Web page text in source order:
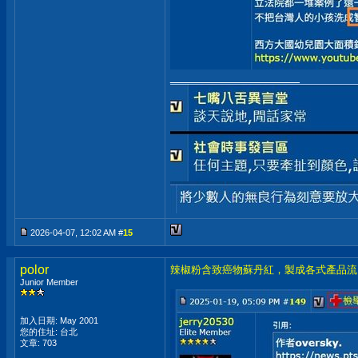
2026-04-07, 12:02 AM #15
polor
Junior Member
加入日期: May 2001
您的住址: 台北
文章: 703
辣椒粉含致癌物蘇丹紅，製成各式產品